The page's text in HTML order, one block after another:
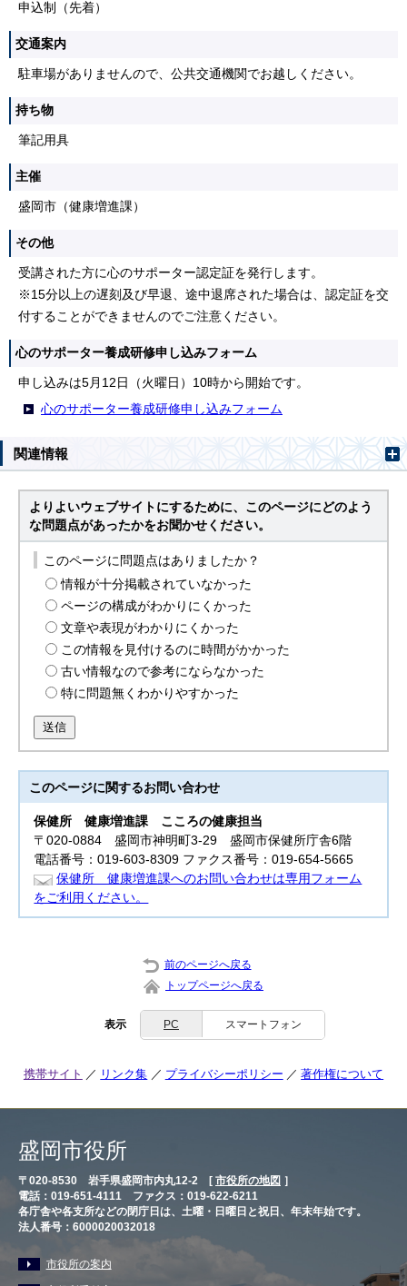
申込制（先着）
交通案内
駐車場がありませんので、公共交通機関でお越しください。
持ち物
筆記用具
主催
盛岡市（健康増進課）
その他
受講された方に心のサポーター認定証を発行します。
※15分以上の遅刻及び早退、途中退席された場合は、認定証を交
付することができませんのでご注意ください。
心のサポーター養成研修申し込みフォーム
申し込みは5月12日（火曜日）10時から開始です。
心のサポーター養成研修申し込みフォーム
関連情報
よりよいウェブサイトにするために、このページにどのよう
な問題点があったかをお聞かせください。
このページに問題点はありましたか？
情報が十分掲載されていなかった
ページの構成がわかりにくかった
文章や表現がわかりにくかった
この情報を見付けるのに時間がかかった
古い情報なので参考にならなかった
特に問題無くわかりやすかった
送信
このページに関するお問い合わせ
保健所健康増進課 こころの健康担当
〒020-0884 盛岡市神明町3-29 盛岡市保健所庁舎6階
電話番号：019-603-8309 ファクス番号：019-654-5665
保健所 健康増進課へのお問い合わせは専用フォーム
をご利用ください。
前のページへ戻る
トップページへ戻る
表示 PC スマートフォン
携帯サイト リンク集 プライバシーポリシー 著作権について
盛岡市役所
〒020-8530 岩手県盛岡市内丸12-2 [ 市役所の地図 ］
電話：019-651-4111 ファクス：019-622-6211
各庁舎や各支所などの閉庁日は、土曜・日曜日と祝日、年末年始です。
法人番号：6000020032018
市役所の案内